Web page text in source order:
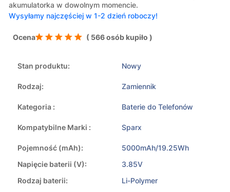
akumulatorka w dowolnym momencie.
Wysyłamy najczęściej w 1-2 dzień roboczy!
Ocena ( 566 osób kupiło )
Stan produktu: Nowy
Rodzaj: Zamiennik
Kategoria : Baterie do Telefonów
Kompatybilne Marki : Sparx
Pojemność (mAh):
5000mAh/19.25Wh
Napięcie baterii (V):
3.85V
Rodzaj baterii:
Li-Polymer